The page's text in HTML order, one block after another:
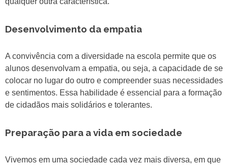
Desenvolvimento da empatia
A convivência com a diversidade na escola permite que os
alunos desenvolvam a empatia, ou seja, a capacidade de se
colocar no lugar do outro e compreender suas necessidades
e sentimentos. Essa habilidade é essencial para a formação
de cidadãos mais solidários e tolerantes.
Preparação para a vida em sociedade
Vivemos em uma sociedade cada vez mais diversa, em que